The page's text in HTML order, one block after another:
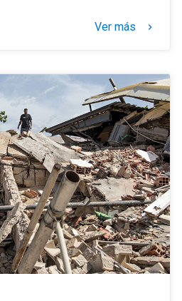
Ver más keyboard_arrow_right